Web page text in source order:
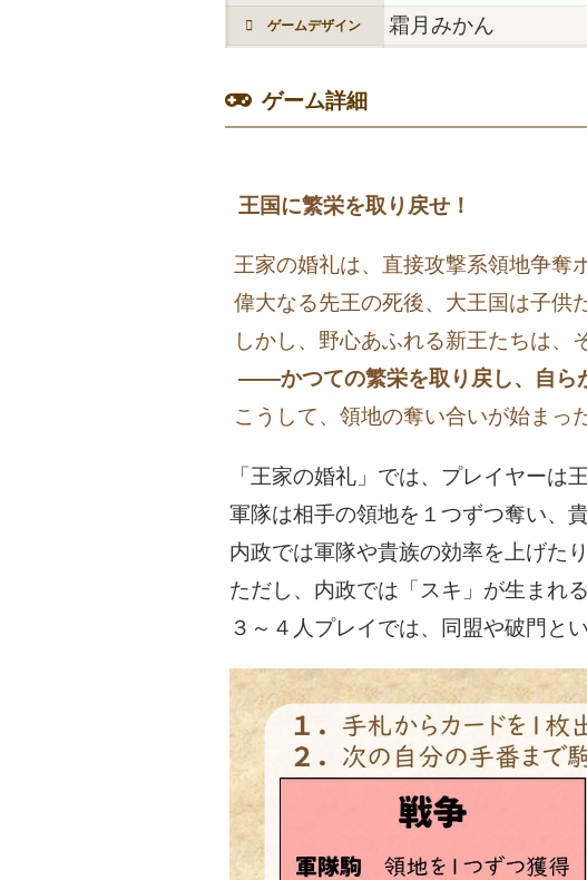
ゲームデザイン 霜月みかん
ゲーム詳細
王国に繁栄を取り戻せ！
王家の婚礼は、直接攻撃系領地争奪
偉大なる先王の死後、大王国は子供
しかし、野心あふれる新王たちは、
――かつての繁栄を取り戻し、自ら
こうして、領地の奪い合いが始まっ
「王家の婚礼」では、プレイヤーは
軍隊は相手の領地を１つずつ奪い、
内政では軍隊や貴族の効率を上げた
ただし、内政では「スキ」が生まれ
３～４人プレイでは、同盟や破門と